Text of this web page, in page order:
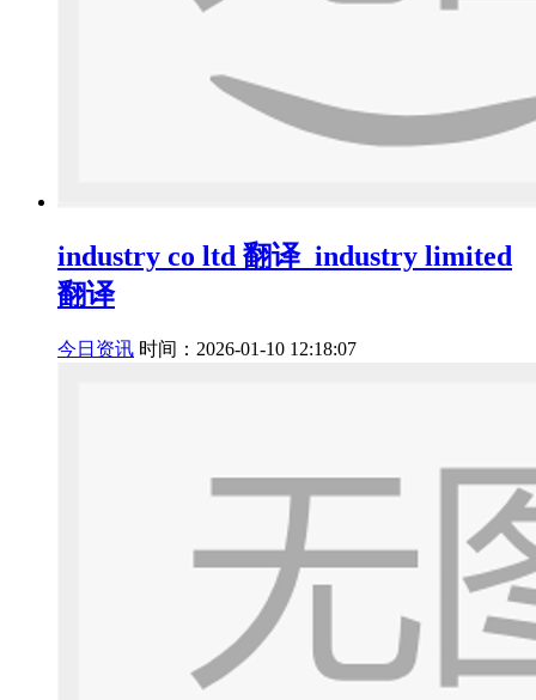
industry co ltd 翻译_industry limited
翻译
今日资讯 时间：2026-01-10 12:18:07